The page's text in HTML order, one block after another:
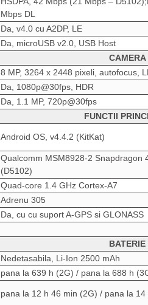
Mbps DL
Da, v4.0 cu A2DP, LE
Da, microUSB v2.0, USB Host
CAMERA
8 MP, 3264 x 2448 pixeli, autofocus,
Da, 1080p@30fps, HDR
Da, 1.1 MP, 720p@30fps
FUNCTII
Android OS, v4.4.2 (KitKat)
Qualcomm MSM8928-2 Snapdragon
(D5102)
Quad-core 1.4 GHz Cortex-A7
Adrenu 305
Da, cu cu suport A-GPS si GLONASS
BATERIE
Nedetasabila, Li-Ion 2500 mAh
pana la 639 h (2G) / pana la 688 h
pana la 12 h 46 min (2G) / pana la